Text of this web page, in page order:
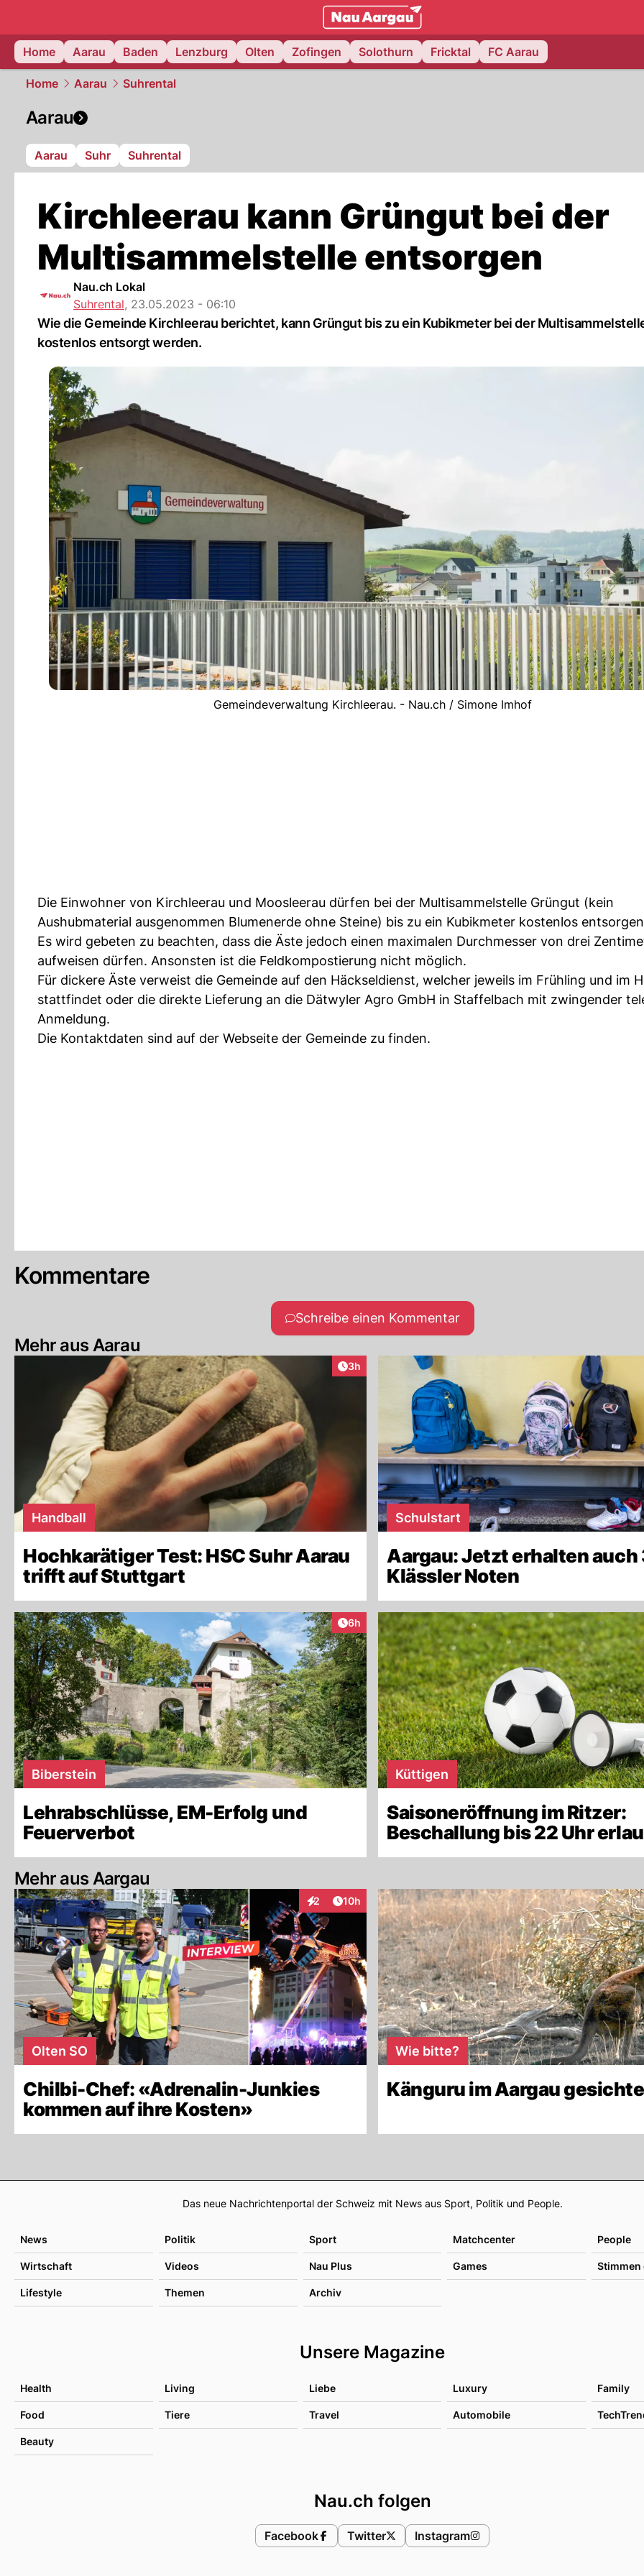
mittelland.NAU.ch
Home
Aarau Baden Lenzburg Olten Zofingen Solothurn Fricktal FC Aarau
Home Aarau Suhrental
Aarau
Aarau Suhr Suhrental
Kirchleerau kann Grüngut bei der
Multisammelstelle entsorgen
Nau.ch Lokal
Suhrental, 23.05.2023 - 06:10
Wie die Gemeinde Kirchleerau berichtet, kann Grüngut bis zu ein Kubikmeter bei der
kostenlos entsorgt werden.
Gemeindeverwaltung Kirchleerau. - Nau.ch / Simone Imhof
Die Einwohner von Kirchleerau und Moosleerau dürfen bei der Multisammelstelle Grüngut (kein
Aushubmaterial ausgenommen Blumenerde ohne Steine) bis zu ein Kubikmeter kostenlos
Es wird gebeten zu beachten, dass die Äste jedoch einen maximalen Durchmesser von drei
aufweisen dürfen. Ansonsten ist die Feldkompostierung nicht möglich.
Für dickere Äste verweist die Gemeinde auf den Häckseldienst, welcher jeweils im Frühling und im
stattfindet oder die direkte Lieferung an die Dätwyler Agro GmbH in Staffelbach mit zwingender
Anmeldung.
Die Kontaktdaten sind auf der Webseite der Gemeinde zu finden.
Kommentare
Schreibe einen Kommentar
Mehr aus Aarau
Artikel veröffentlicht:
3h
Handball
Hochkarätiger Test: HSC Suhr Aarau
trifft auf Stuttgart
Schulstart
Aargau: Jetzt erhalten auch
Klässler Noten
Artikel veröffentlicht:
6h
Biberstein
Lehrabschlüsse, EM-Erfolg und
Feuerverbot
Küttigen
Saisoneröffnung im Ritzer:
Beschallung bis 22 Uhr
Mehr aus Aargau
2
InteraktionenArtikel veröffentlicht:
10h
Olten SO
Chilbi-Chef: «Adrenalin-Junkies
kommen auf ihre Kosten»
Wie bitte?
Känguru im Aargau
Footer
Das neue Nachrichtenportal der Schweiz mit News aus Sport, Politik und People.
News Politik Sport Matchcenter People
Wirtschaft Videos Nau Plus Games Stimmen
Lifestyle Themen Archiv
Unsere Magazine
Health Living Liebe Luxury Family
Food Tiere Travel Automobile
Beauty
Nau.ch folgen
Facebook Twitter Instagram